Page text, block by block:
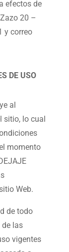
efectos de
20 –
y correo
DE USO
al
sitio, lo cual
momento
Web.
de todo
las
vigentes